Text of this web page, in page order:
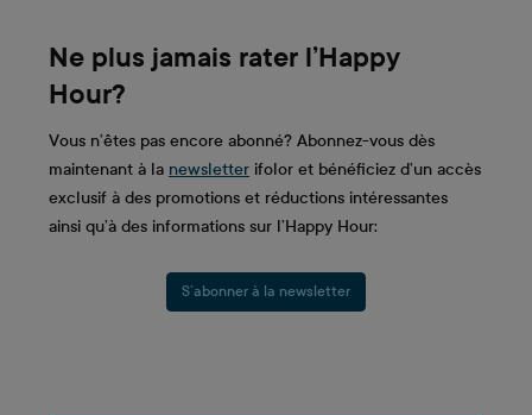
Ne plus jamais rater l’Happy
Hour?
Vous n’êtes pas encore abonné? Abonnez-vous dès
maintenant à la newsletter ifolor et bénéficiez d’un accès
exclusif à des promotions et réductions intéressantes
ainsi qu’à des informations sur l’Happy Hour:
S`abonner à la newsletter